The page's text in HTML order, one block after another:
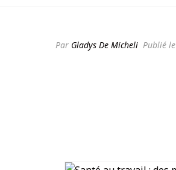
Par Gladys De Micheli Publié le